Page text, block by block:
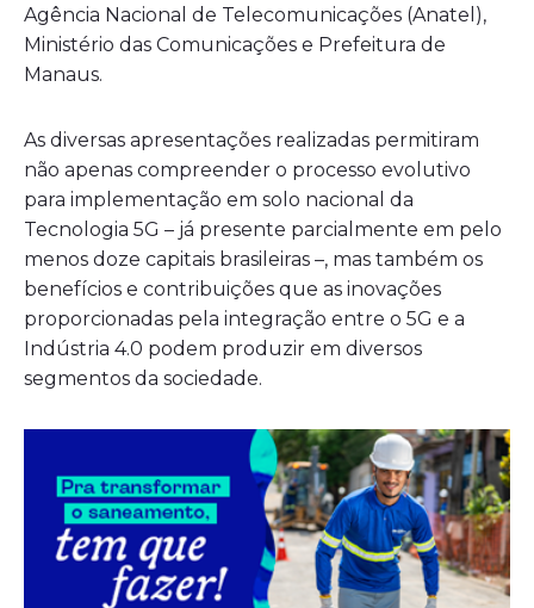
Agência Nacional de Telecomunicações (Anatel),
Ministério das Comunicações e Prefeitura de
Manaus.
As diversas apresentações realizadas permitiram
não apenas compreender o processo evolutivo
para implementação em solo nacional da
Tecnologia 5G – já presente parcialmente em pelo
menos doze capitais brasileiras –, mas também os
benefícios e contribuições que as inovações
proporcionadas pela integração entre o 5G e a
Indústria 4.0 podem produzir em diversos
segmentos da sociedade.